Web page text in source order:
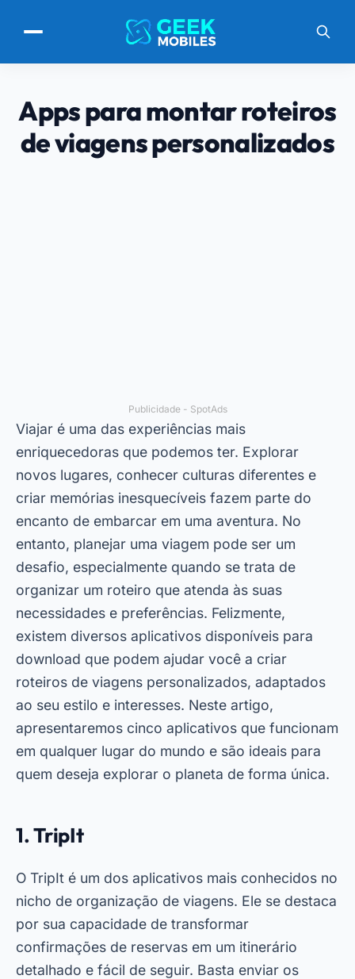
Apps para montar roteiros
de viagens personalizados
Publicidade - SpotAds
Viajar é uma das experiências mais
enriquecedoras que podemos ter. Explorar
novos lugares, conhecer culturas diferentes e
criar memórias inesquecíveis fazem parte do
encanto de embarcar em uma aventura. No
entanto, planejar uma viagem pode ser um
desafio, especialmente quando se trata de
organizar um roteiro que atenda às suas
necessidades e preferências. Felizmente,
existem diversos aplicativos disponíveis para
download que podem ajudar você a criar
roteiros de viagens personalizados, adaptados
ao seu estilo e interesses. Neste artigo,
apresentaremos cinco aplicativos que funcionam
em qualquer lugar do mundo e são ideais para
quem deseja explorar o planeta de forma única.
1. TripIt
O TripIt é um dos aplicativos mais conhecidos no
nicho de organização de viagens. Ele se destaca
por sua capacidade de transformar
confirmações de reservas em um itinerário
detalhado e fácil de seguir. Basta enviar os